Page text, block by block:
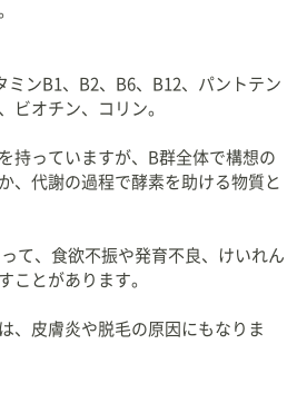
ミンB1、B2、B6、B12、パントテン
ビオチン、コリン。
持っていますが、B群全体で構想の
、代謝の過程で酵素を助ける物質と
て、食欲不振や発育不良、けいれん
ことがあります。
、皮膚炎や脱毛の原因にもなりま